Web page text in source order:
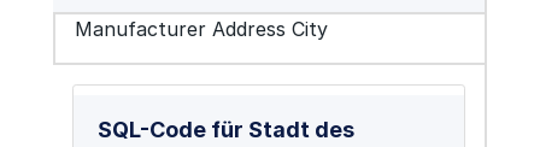
Manufacturer Address City
SQL-Code für Stadt des